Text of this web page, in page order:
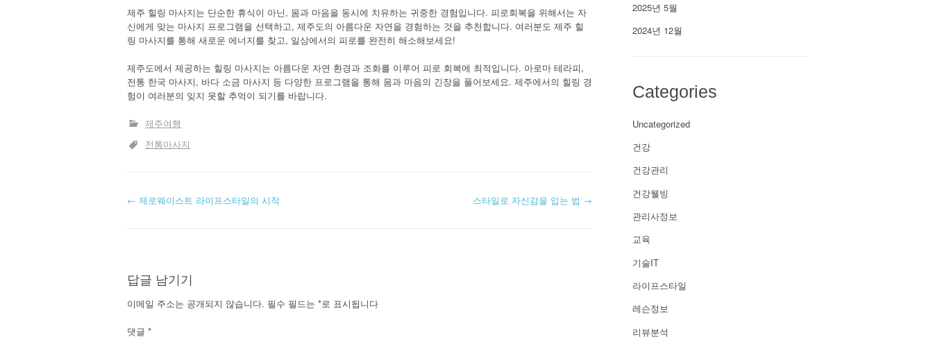
제주 힐링 마사지는 단순한 휴식이 아닌, 몸과 마음을 동시에 치유하는 귀중한 경험입니다. 피로회복을 위해서는 자
신에게 맞는 마사지 프로그램을 선택하고, 제주도의 아름다운 자연을 경험하는 것을 추천합니다. 여러분도 제주 힐
링 마사지를 통해 새로운 에너지를 찾고, 일상에서의 피로를 완전히 해소해보세요!
제주도에서 제공하는 힐링 마사지는 아름다운 자연 환경과 조화를 이루어 피로 회복에 최적입니다. 아로마 테라피,
전통 한국 마사지, 바다 소금 마사지 등 다양한 프로그램을 통해 몸과 마음의 긴장을 풀어보세요. 제주에서의 힐링 경
험이 여러분의 잊지 못할 추억이 되기를 바랍니다.
제주여행
전통마사지
글
게
이
← 제로웨이스트 라이프스타일의 시작 스타일로 자신감을 입는 법 →
답글 남기기
이메일 주소는 공개되지 않습니다. 필수 필드는 *로 표시됩니다
댓글 *
2025년 5월
2024년 12월
Categories
Uncategorized
건강
건강관리
건강웰빙
관리사정보
교육
기술IT
라이프스타일
레슨정보
리뷰분석